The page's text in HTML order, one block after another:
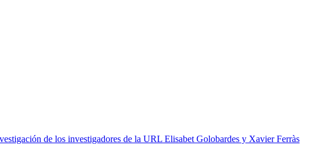
de los investigadores de la URL Elisabet Golobardes y Xavier Ferràs